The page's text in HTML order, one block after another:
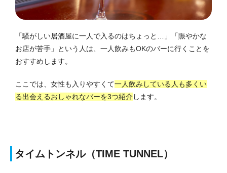
「騒がしい居酒屋に一人で入るのはちょっと…」「賑やかな
お店が苦手」という人は、一人飲みもOKのバーに行くことを
おすすめします。
ここでは、女性も入りやすくて一人飲みしている人も多くい
る出会えるおしゃれなバーを3つ紹介 します。
タイムトンネル（TIME TUNNEL）